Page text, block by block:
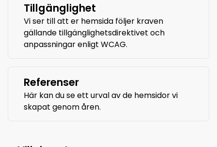
Tillgänglighet
Vi ser till att er hemsida följer kraven
gällande tillgänglighetsdirektivet och
anpassningar enligt WCAG.
Referenser
Här kan du se ett urval av de hemsidor vi
skapat genom åren.